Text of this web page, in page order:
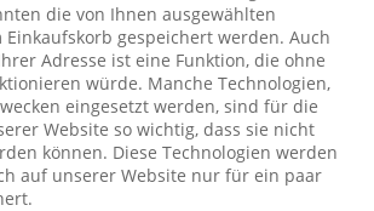
die von Ihnen ausgewählten
gespeichert werden. Auch
Adresse ist eine Funktion, die ohne
würde. Manche Technologien,
eingesetzt werden, sind für die
Website so wichtig, dass sie nicht
können. Diese Technologien werden
auf unserer Website nur für ein paar